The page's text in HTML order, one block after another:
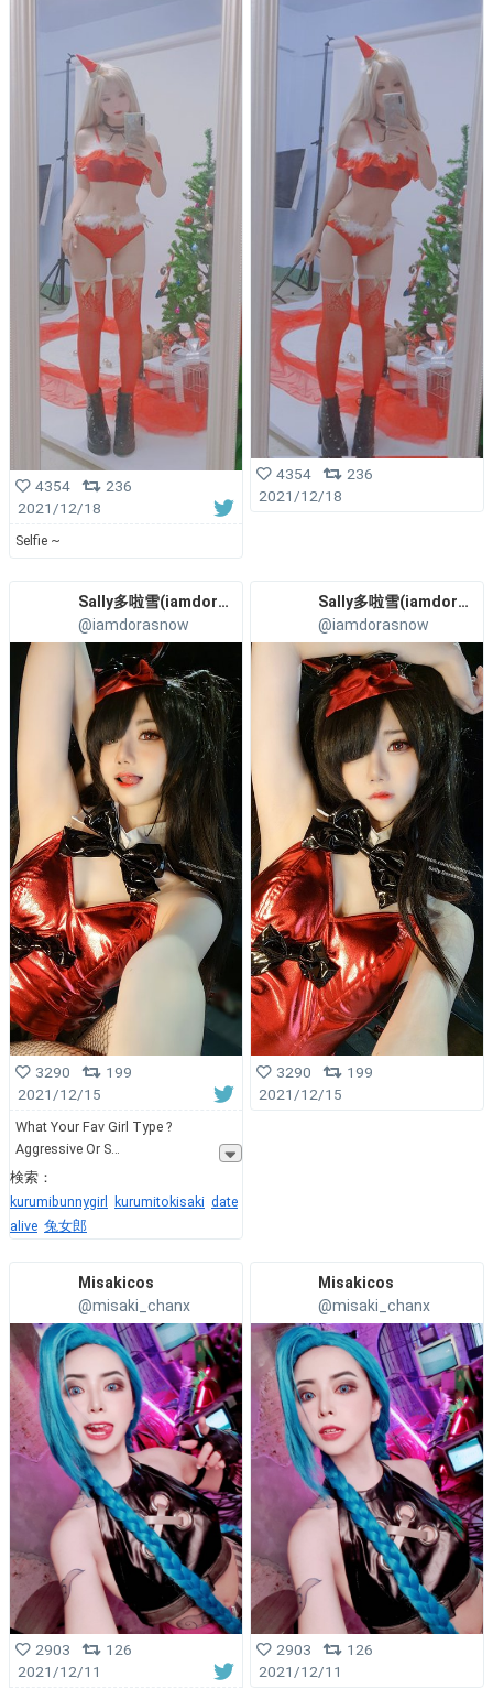
4354
236
2021/12/18
Selfie ~
4354
236
2021/12/18
Sally多啦雪(iamdorasnow)
@iamdorasnow
3290
199
2021/12/15
What Your Fav Girl Type ?
Aggressive Or S
検索：
kurumibunnygirl
kurumitokisaki date
alive 兔女郎
Sally多啦雪(iamdorasnow)
@iamdorasnow
3290
199
2021/12/15
Misakicos
@misaki_chanx
2903
126
2021/12/11
Misakicos
@misaki_chanx
2903
126
2021/12/11